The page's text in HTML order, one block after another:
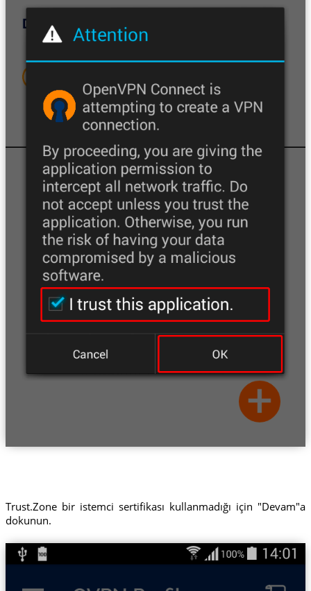
Trust.Zone bir istemci sertifikası kullanmadığı için "Devam"a
dokunun.